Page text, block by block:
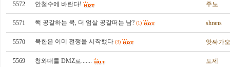
5572 안철수에 바란다! 주노
5571 핵 공갈하는 북, 더 엄살 공갈떠는 남? (1) shrans
5570 북한은 이미 전쟁을 시작했다 (3) 앗싸가
5569 청와대를 DMZ로....... 도제